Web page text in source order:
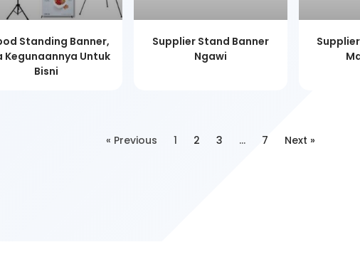
Standing Banner,
Kegunaannya Untuk
Bisni
Supplier Stand Banner
Ngawi
« Previous 1 2 3 … 7 Next »